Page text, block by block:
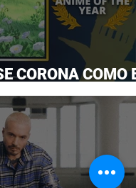
CORONA COMO
AÑO